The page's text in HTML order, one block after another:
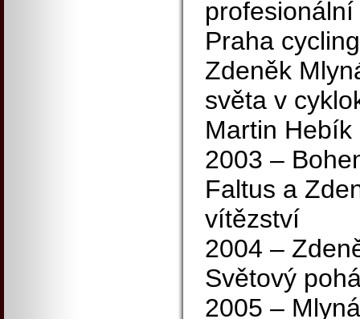
Praha
Zdeněk
světa v
Martin Hebík
2003 –
Faltus a
vítězství
2004 –
Světový
2005 –